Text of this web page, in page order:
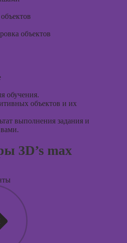
объектов
обучения.
объектов и их
выполнения задания и
3D’s max